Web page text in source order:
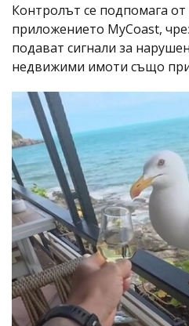
Контролът се подпомага
приложението MyCoast,
подават сигнали за
недвижими имоти също